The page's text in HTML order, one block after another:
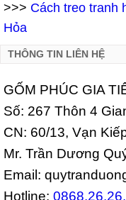
>>> Cách treo tranh
Hỏa
THÔNG TIN LIÊN HỆ
GỐM PHÚC GIA
Số: 267 Thôn 4
CN: 60/13, Vạn
Mr. Trần Dương
Email:
Hotline: